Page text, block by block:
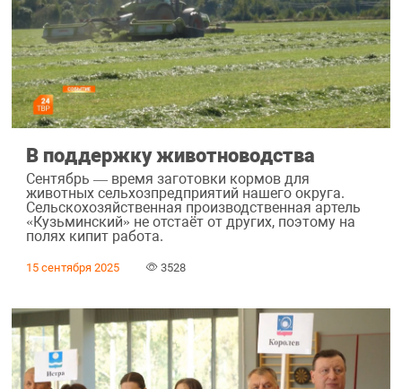
В поддержку животноводства
Сентябрь — время заготовки кормов для
животных сельхозпредприятий нашего округа.
Сельскохозяйственная производственная артель
«Кузьминский» не отстаёт от других, поэтому на
полях кипит работа.
15 сентября 2025 3528